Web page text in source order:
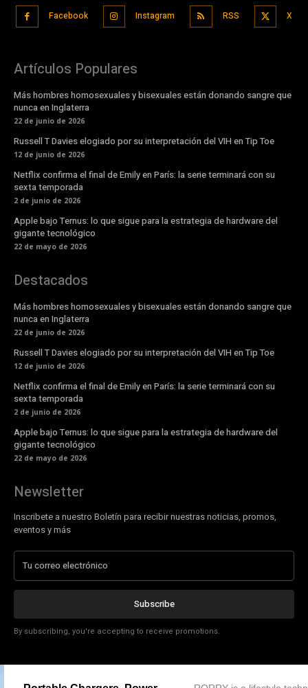
Facebook Instagram RSS X
Artículos Populares
Más hombres homosexuales y bisexuales están donando sangre que
nunca en Inglaterra
22 de junio de 2026
Russell T Davies elogiado por su interpretación del VIH en Tip Toe
12 de junio de 2026
Netflix confirma el final de Emily en París: la serie terminará con su
sexta temporada
2 de junio de 2026
Apple bajo Ternus: lo que sigue para la estrategia de hardware del
gigante tecnológico
22 de mayo de 2026
Destacados
Más hombres homosexuales y bisexuales están donando sangre que
nunca en Inglaterra
22 de junio de 2026
Russell T Davies elogiado por su interpretación del VIH en Tip Toe
12 de junio de 2026
Netflix confirma el final de Emily en París: la serie terminará con su
sexta temporada
2 de junio de 2026
Apple bajo Ternus: lo que sigue para la estrategia de hardware del
gigante tecnológico
22 de mayo de 2026
Newsletter
Inscribete a nuestro Boletín para recibir nuestras noticias, promos,
eventos y más
Subscribe
By subscribing, you're accepting to receive promotions.